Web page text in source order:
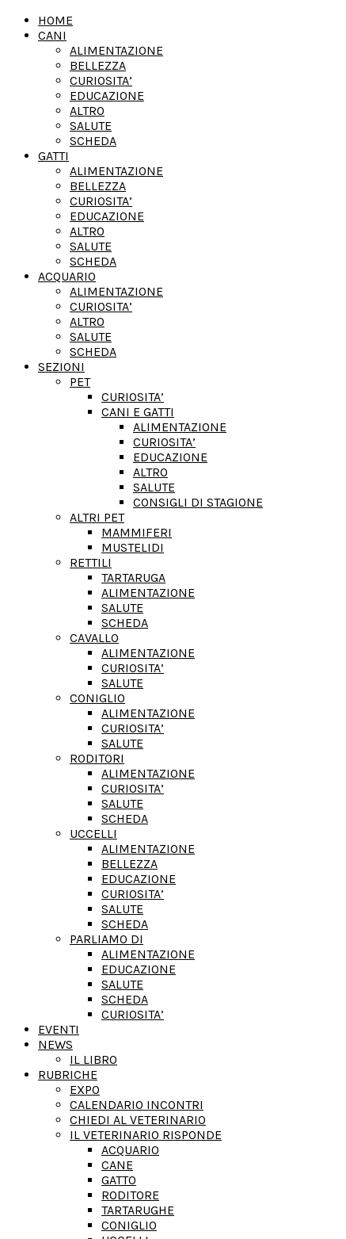
HOME
CANI
ALIMENTAZIONE
BELLEZZA
CURIOSITA’
EDUCAZIONE
ALTRO
SALUTE
SCHEDA
GATTI
ALIMENTAZIONE
BELLEZZA
CURIOSITA’
EDUCAZIONE
ALTRO
SALUTE
SCHEDA
ACQUARIO
ALIMENTAZIONE
CURIOSITA’
ALTRO
SALUTE
SCHEDA
SEZIONI
PET
CURIOSITA’
CANI E GATTI
ALIMENTAZIONE
CURIOSITA’
EDUCAZIONE
ALTRO
SALUTE
CONSIGLI DI STAGIONE
ALTRI PET
MAMMIFERI
MUSTELIDI
RETTILI
TARTARUGA
ALIMENTAZIONE
SALUTE
SCHEDA
CAVALLO
ALIMENTAZIONE
CURIOSITA’
SALUTE
CONIGLIO
ALIMENTAZIONE
CURIOSITA’
SALUTE
RODITORI
ALIMENTAZIONE
CURIOSITA’
SALUTE
SCHEDA
UCCELLI
ALIMENTAZIONE
BELLEZZA
EDUCAZIONE
CURIOSITA’
SALUTE
SCHEDA
PARLIAMO DI
ALIMENTAZIONE
EDUCAZIONE
SALUTE
SCHEDA
CURIOSITA’
EVENTI
NEWS
IL LIBRO
RUBRICHE
EXPO
CALENDARIO INCONTRI
CHIEDI AL VETERINARIO
IL VETERINARIO RISPONDE
ACQUARIO
CANE
GATTO
RODITORE
TARTARUGHE
CONIGLIO